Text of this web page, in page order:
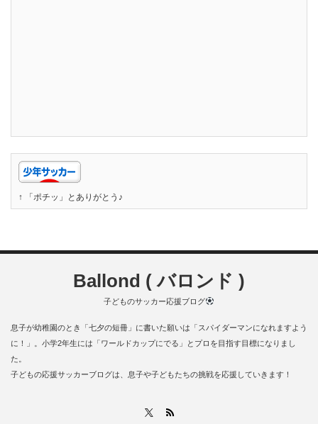
↑ 「ポチッ」とありがとう♪
Ballond ( バロンド )
子どものサッカー応援ブログ
息子が幼稚園のとき「七夕の短冊」に書いた願いは「スパイダーマンになれますよう
に！」。小学2年生には「ワールドカップにでる」とプロを目指す目標になりまし
た。
子どもの応援サッカーブログは、息子や子どもたちの挑戦を応援していきます！